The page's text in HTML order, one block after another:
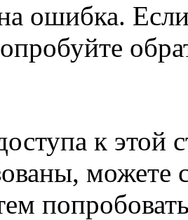
ошибка.
к
можете